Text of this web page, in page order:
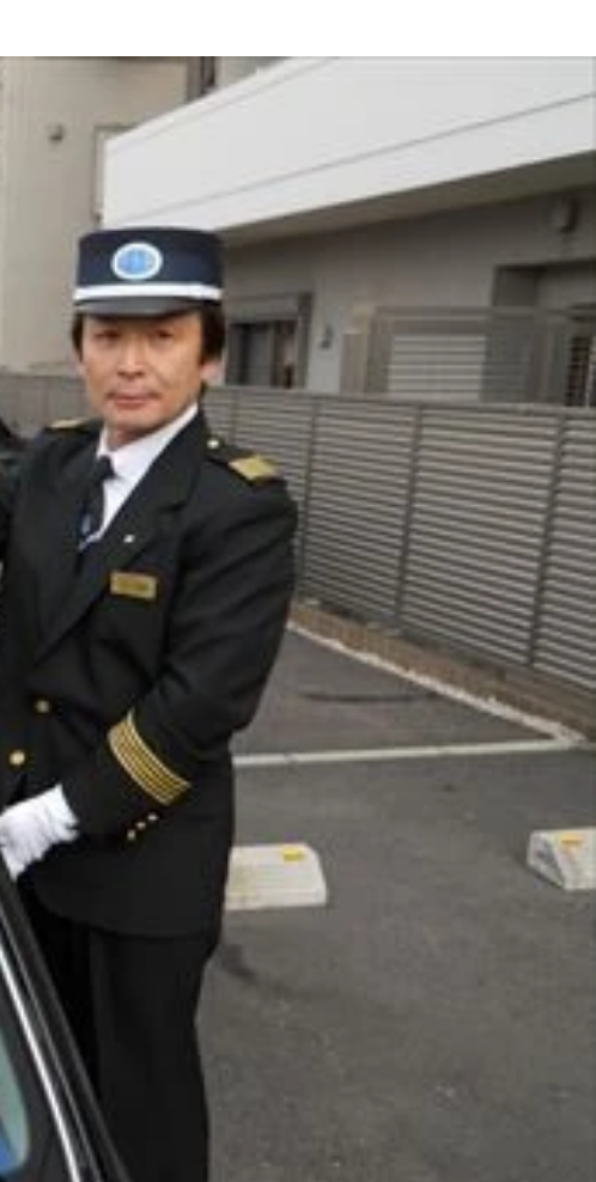
アクセスもかなりいい
９９０円～
ッドがある
コンパクトながらもスタイリッシュな空間のビジネスクラス。１